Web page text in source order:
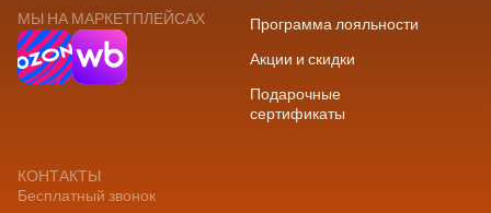
МЫ НА МАРКЕТПЛЕЙСАХ
Программа лояльности
Акции и скидки
Подарочные
сертификаты
КОНТАКТЫ
Бесплатный звонок